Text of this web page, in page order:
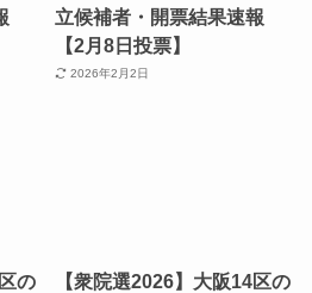
立候補者・開票結果速報
【2月8日投票】
2026年2月2日
の
【衆院選2026】大阪14区の